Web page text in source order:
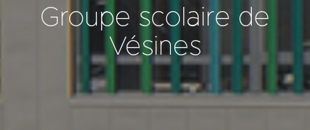
Groupe scolaire de
Vésines